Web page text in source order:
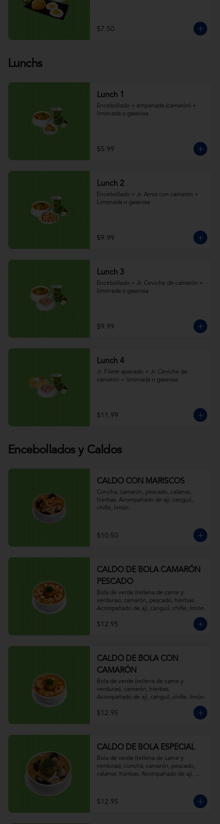
$7.50
Lunchs
Lunch 1
Encebollado + empanada (camarón) +
limonada o gaseosa
$5.99
Lunch 2
Encebollado + Jr. Arroz con camarón +
Limonada o gaseosa
$9.99
Lunch 3
Encebollado + Jr. Ceviche de camarón +
limonada o gaseosa
$9.99
Lunch 4
Jr. Filete apanado + Jr. Ceviche de
camarón + limonada o gaseosa
$11.99
Encebollados y Caldos
CALDO CON MARISCOS
Concha, camarón, pescado, calamar,
hierbas. Acompañado de ají, canguil,
chifle, limón.
$10.50
CALDO DE BOLA CAMARÓN
PESCADO
Bola de verde (rellena de carne y
verduras), camarón, pescado, hierbas.
Acompañado de ají, canguil, chifle, limón.
$12.95
CALDO DE BOLA CON
CAMARÓN
Bola de verde (rellena de carne y
verduras), camarón, hierbas.
Acompañado de ají, canguil, chifle, limón.
$12.95
CALDO DE BOLA ESPECIAL
Bola de verde (rellena de carne y
verduras), concha, camarón, pescado,
calamar, hierbas. Acompañado de ají,
$12.95